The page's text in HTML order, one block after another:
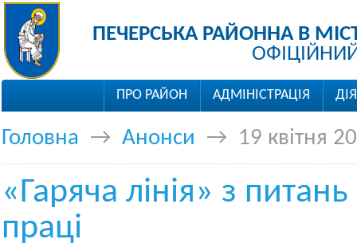
ПЕЧЕРСЬКА РАЙОННА В
ПРО РАЙОН АДМІНІСТРАЦІЯ
Головна → Анонси → 19 квітня
«Гаряча лінія» з
праці